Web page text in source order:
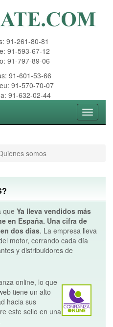
91-261-80-81
91-593-67-12
91-797-89-06
91-601-53-66
91-570-70-07
91-632-02-44
Toggle
somos
que Ya lleva vendidos más
en España. Una cifra de
dos dias. La empresa lleva
motor, cerrando cada día
y distribuidores de
online, lo que
tiene un alto
hacia sus
este sello en una